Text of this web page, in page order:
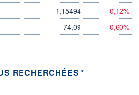
1,15494 -0,12%
74,09 -0,60%
RECHERCHÉES *